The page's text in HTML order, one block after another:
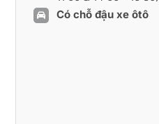
Có chỗ đậu xe ôtô